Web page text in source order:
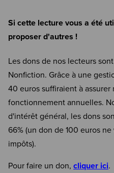
Si cette lecture vous a été
proposer d'autres !
Les dons de nos lecteurs
Nonfiction. Grâce à une
40 euros suffiraient à assurer
fonctionnement annuelles.
d'intérêt général, les dons
66% (un don de 100 euros
impôts).
Pour faire un don, cliquer ici.